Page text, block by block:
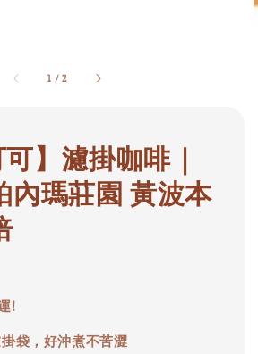
1 /2
可】濾掛咖啡｜
內瑪莊園 黃波本
!
袋，好沖煮不苦澀